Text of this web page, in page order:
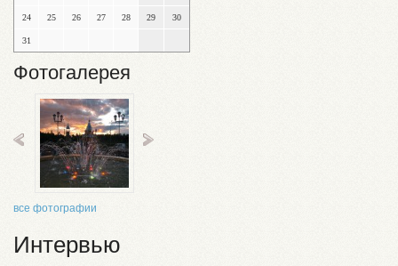
24 25 26 27 28 29 30
31
Фотогалерея
все фотографии
Интервью